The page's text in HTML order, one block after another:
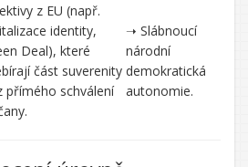
z EU (např.
identity,
Deal), které
část suverenity
přímého schválení
➝ Slábnoucí
národní
demokratická
autonomie.